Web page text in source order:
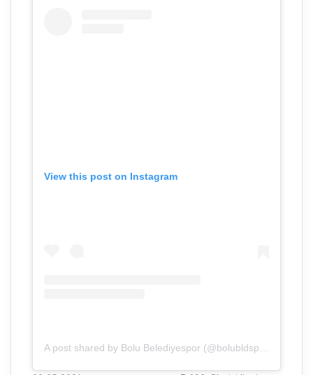
View this post on Instagram
A post shared by Bolu Belediyespor (@bolubldspor)